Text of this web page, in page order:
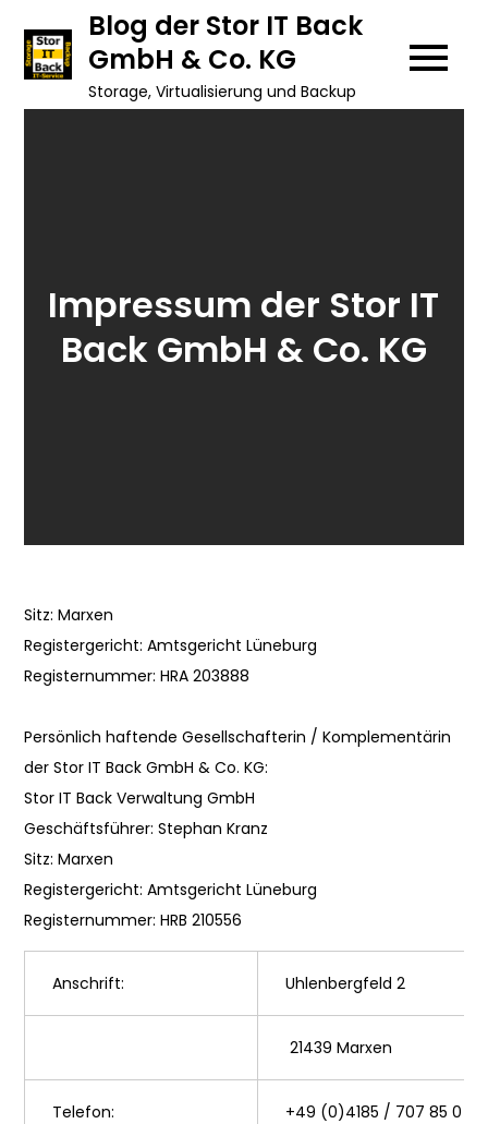
content
Blog der Stor IT Back
GmbH & Co. KG
Storage, Virtualisierung und Backup
Impressum der Stor IT
Back GmbH & Co. KG
Sitz: Marxen
Registergericht: Amtsgericht Lüneburg
Registernummer: HRA 203888
Persönlich haftende Gesellschafterin / Komplementärin
der Stor IT Back GmbH & Co. KG:
Stor IT Back Verwaltung GmbH
Geschäftsführer: Stephan Kranz
Sitz: Marxen
Registergericht: Amtsgericht Lüneburg
Registernummer: HRB 210556
Anschrift: Uhlenbergfeld 2
21439 Marxen
Telefon: +49 (0)4185 / 707 85 0